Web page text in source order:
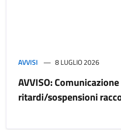
AVVISI 8 LUGLIO 2026
AVVISO:
ritardi/sospensioni